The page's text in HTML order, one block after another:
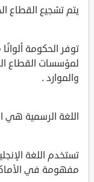
يتم تشجيع القطاع
توفر الحكومة
لمؤسسات القطاع
والموارد .
اللغة الرسمية هي
تستخدم اللغة
مفهومة في